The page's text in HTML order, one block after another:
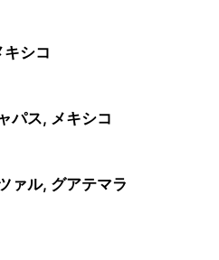
キシコ
パス, メキシコ
ァル, グアテマラ